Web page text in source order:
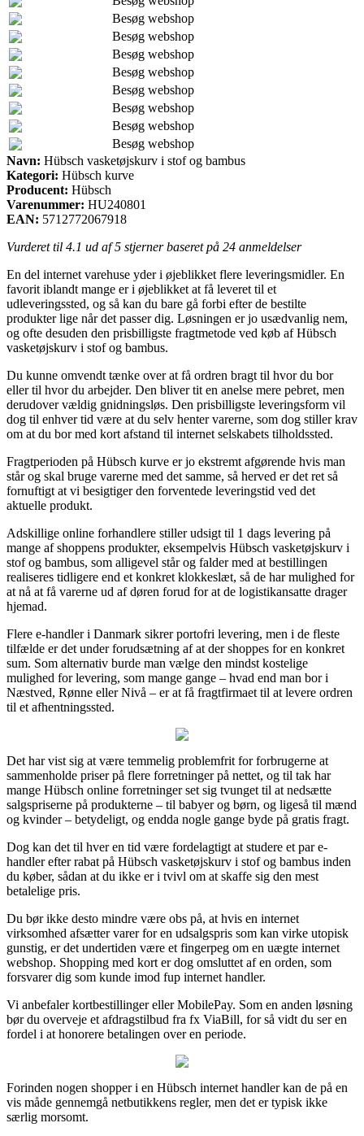
Besøg webshop
Besøg webshop
Besøg webshop
Besøg webshop
Besøg webshop
Besøg webshop
Besøg webshop
Besøg webshop
Navn: Hübsch vasketøjskurv i stof og bambus
Kategori: Hübsch kurve
Producent: Hübsch
Varenummer: HU240801
EAN: 5712772067918
Vurderet til 4.1 ud af 5 stjerner baseret på 24 anmeldelser
En del internet varehuse yder i øjeblikket flere leveringsmidler. En
favorit iblandt mange er i øjeblikket at få leveret til et
udleveringssted, og så kan du bare gå forbi efter de bestilte
produkter lige når det passer dig. Løsningen er jo usædvanlig nem,
og ofte desuden den prisbilligste fragtmetode ved køb af Hübsch
vasketøjskurv i stof og bambus.
Du kunne omvendt tænke over at få ordren bragt til hvor du bor
eller til hvor du arbejder. Den bliver tit en anelse mere pebret, men
derudover vældig gnidningsløs. Den prisbilligste leveringsform vil
dog til enhver tid være at du selv henter varerne, som dog stiller krav
om at du bor med kort afstand til internet selskabets tilholdssted.
Fragtperioden på Hübsch kurve er jo ekstremt afgørende hvis man
står og skal bruge varerne med det samme, så herved er det ret så
fornuftigt at vi besigtiger den forventede leveringstid ved det
aktuelle produkt.
Adskillige online forhandlere stiller udsigt til 1 dags levering på
mange af shoppens produkter, eksempelvis Hübsch vasketøjskurv i
stof og bambus, som alligevel står og falder med at bestillingen
realiseres tidligere end et konkret klokkeslæt, så de har mulighed for
at nå at få varerne ud af døren forud for at de logistikansatte drager
hjemad.
Flere e-handler i Danmark sikrer portofri levering, men i de fleste
tilfælde er det under forudsætning af at der shoppes for en konkret
sum. Som alternativ burde man vælge den mindst kostelige
mulighed for levering, som mange gange – hvad end man bor i
Næstved, Rønne eller Nivå – er at få fragtfirmaet til at levere ordren
til et afhentningssted.
Det har vist sig at være temmelig problemfrit for forbrugerne at
sammenholde priser på flere forretninger på nettet, og til tak har
mange Hübsch online forretninger set sig tvunget til at nedsætte
salgspriserne på produkterne – til babyer og børn, og ligeså til mænd
og kvinder – betydeligt, og endda nogle gange byde på gratis fragt.
Dog kan det til hver en tid være fordelagtigt at studere et par e-
handler efter rabat på Hübsch vasketøjskurv i stof og bambus inden
du køber, sådan at du ikke er i tvivl om at skaffe sig den mest
betalelige pris.
Du bør ikke desto mindre være obs på, at hvis en internet
virksomhed afsætter varer for en udsalgspris som kan virke utopisk
gunstig, er det undertiden være et fingerpeg om en uægte internet
webshop. Shopping med kort er dog omsluttet af en orden, som
forsvarer dig som kunde imod fup internet handler.
Vi anbefaler kortbestillinger eller MobilePay. Som en anden løsning
bør du overveje et afdragstilbud fra fx ViaBill, for så vidt du ser en
fordel i at honorere betalingen over en periode.
Forinden nogen shopper i en Hübsch internet handler kan de på en
vis måde gennemgå netbutikkens regler, men det er typisk ikke
særlig morsomt.